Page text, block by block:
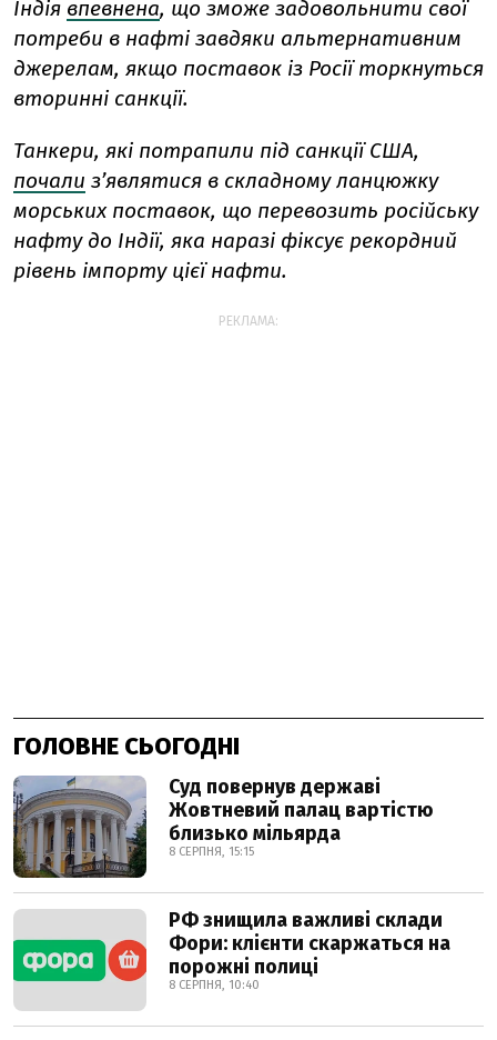
Індія впевнена, що зможе задовольнити свої
потреби в нафті завдяки альтернативним
джерелам, якщо поставок із Росії торкнуться
вторинні санкції.
Танкери, які потрапили під санкції США,
почали з’являтися в складному ланцюжку
морських поставок, що перевозить російську
нафту до Індії, яка наразі фіксує рекордний
рівень імпорту цієї нафти.
РЕКЛАМА:
ГОЛОВНЕ СЬОГОДНІ
Суд повернув державі
Жовтневий палац вартістю
близько мільярда
8 СЕРПНЯ, 15:15
РФ знищила важливі склади
Фори: клієнти скаржаться на
порожні полиці
8 СЕРПНЯ, 10:40